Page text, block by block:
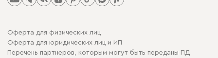
Оферта для физических лиц
Оферта для юридических лиц и ИП
Перечень партнеров, которым могут быть переданы ПД